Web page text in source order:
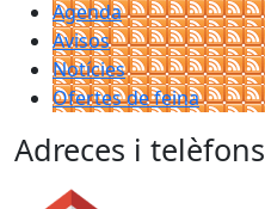
Agenda
Avisos
Notícies
Ofertes de feina
Adreces i telèfons